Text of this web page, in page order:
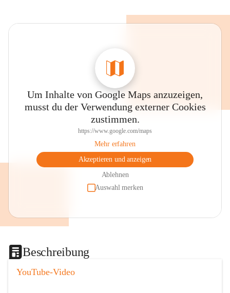
Um Inhalte von Google Maps anzuzeigen,
musst du der Verwendung externer Cookies
zustimmen.
https://www.google.com/maps
Mehr erfahren
Akzeptieren und anzeigen
Ablehnen
Auswahl merken
Beschreibung
YouTube-Video